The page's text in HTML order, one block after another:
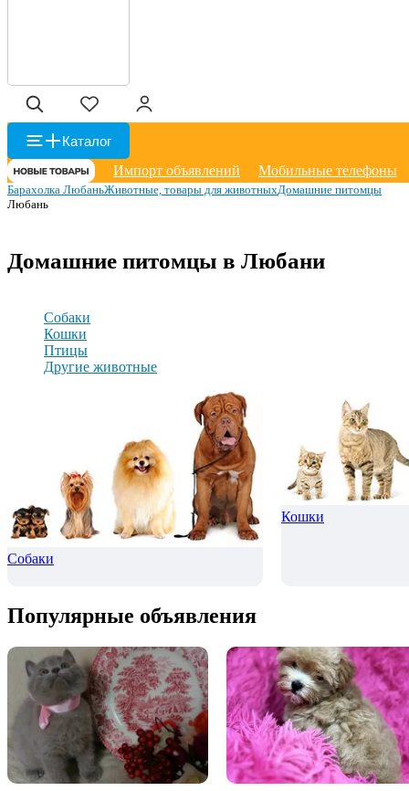
Каталог
Импорт объявлений
Мобильные телефоны
Барахолка ЛюбаньЖивотные, товары для животныхДомашние питомцы
Любань
Домашние питомцы в Любани
Собаки
Кошки
Птицы
Другие животные
Собаки
Кошки
Популярные объявления